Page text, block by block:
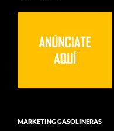
MARKETING GASOLINERAS